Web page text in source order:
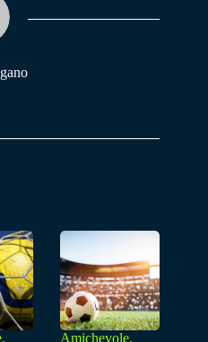
Amichevole,